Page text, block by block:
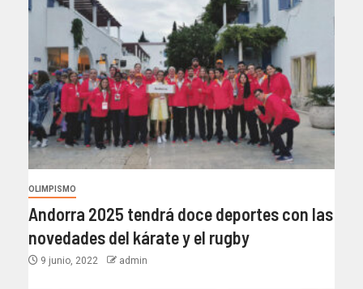
OLIMPISMO
Andorra 2025 tendrá doce deportes con las
novedades del kárate y el rugby
9 junio, 2022 admin